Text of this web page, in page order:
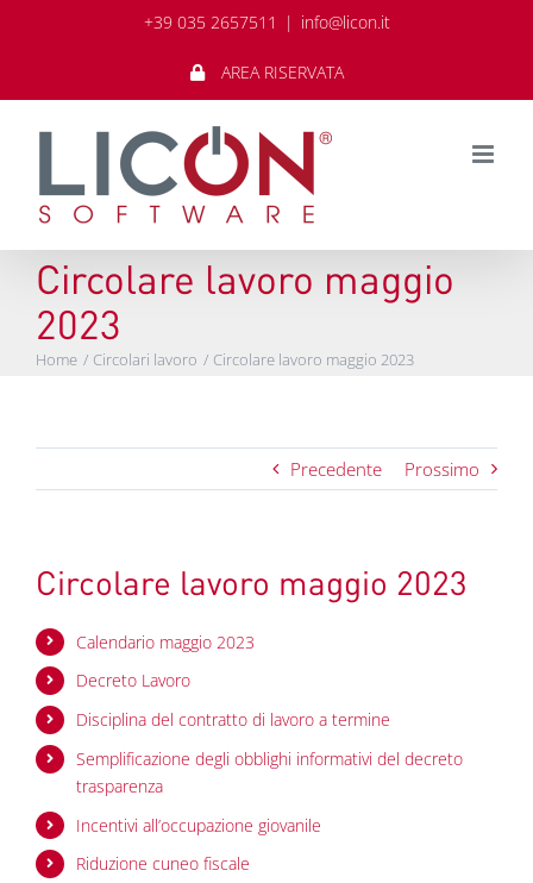
+39 035 2657511 | info@licon.it
AREA RISERVATA
Circolare lavoro maggio
2023
Home Circolari lavoro Circolare lavoro maggio 2023
Precedente Prossimo
Circolare lavoro maggio 2023
Calendario maggio 2023
Decreto Lavoro
Disciplina del contratto di lavoro a termine
Semplificazione degli obblighi informativi del decreto
trasparenza
Incentivi all’occupazione giovanile
Riduzione cuneo fiscale